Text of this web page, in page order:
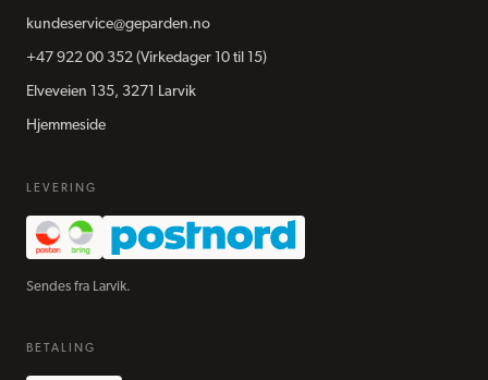
kundeservice@geparden.no
+47 922 00 352 (Virkedager 10 til 15)
Elveveien 135, 3271 Larvik
Hjemmeside
LEVERING
Sendes fra Larvik.
BETALING